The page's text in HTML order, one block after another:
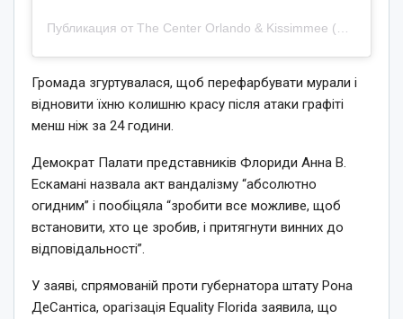
Громада згуртувалася, щоб перефарбувати мурали і
відновити їхню колишню красу після атаки графіті
менш ніж за 24 години.
Демократ Палати представників Флориди Анна В.
Ескамані назвала акт вандалізму “абсолютно
огидним” і пообіцяла “зробити все можливе, щоб
встановити, хто це зробив, і притягнути винних до
відповідальності”.
У заяві, спрямованій проти губернатора штату Рона
ДеСантіса, орагізація Equality Florida заявила, що